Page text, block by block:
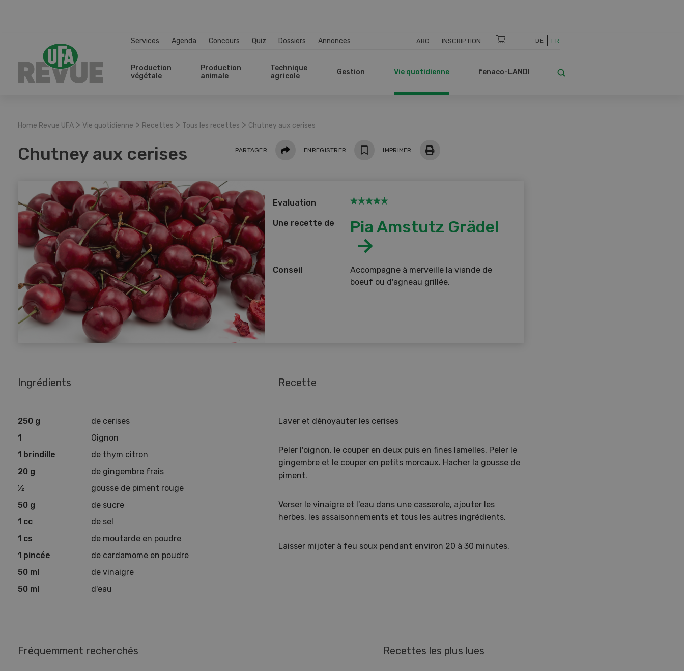
Services Agenda Concours Quiz Dossiers Annonces ABO INSCRIPTION DE FR
Production
végétale
Production
animale
Technique
agricole
Gestion Vie quotidienne fenaco-LANDI
Home Revue UFA > Vie quotidienne > Recettes > Tous les recettes > Chutney aux cerises
Chutney aux cerises PARTAGER PartagerENREGISTRER IMPRIMER
Evaluation
Une recette de Pia Amstutz Grädel
Conseil
Accompagne à merveille la viande de
boeuf ou d'agneau grillée.
Ingrédients
250 g
de cerises
1
Oignon
1 brindille
de thym citron
20 g
de gingembre frais
½
gousse de piment rouge
50 g
de sucre
1 cc
de sel
1 cs
de moutarde en poudre
1 pincée
de cardamome en poudre
50 ml
de vinaigre
50 ml
d'eau
Recette
Laver et dénoyauter les cerises
Peler l'oignon, le couper en deux puis en fines lamelles. Peler le
gingembre et le couper en petits morcaux. Hacher la gousse de
piment.
Verser le vinaigre et l'eau dans une casserole, ajouter les
herbes, les assaisonnements et tous les autres ingrédients.
Laisser mijoter à feu soux pendant environ 20 à 30 minutes.
Fréquemment recherchés Recettes les plus lues